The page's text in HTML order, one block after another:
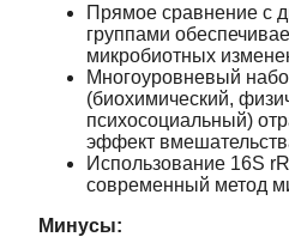
Прямое сравнение с
группами
микробиотных
Многоуровневый
(биохимический,
психосоциальный)
эффект
Использование 16S
современный метод
Минусы: